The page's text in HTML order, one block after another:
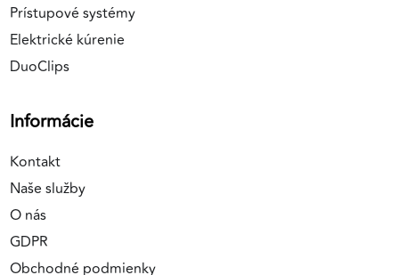
Prístupové systémy
Elektrické kúrenie
DuoClips
Informácie
Kontakt
Naše služby
O nás
GDPR
Obchodné podmienky